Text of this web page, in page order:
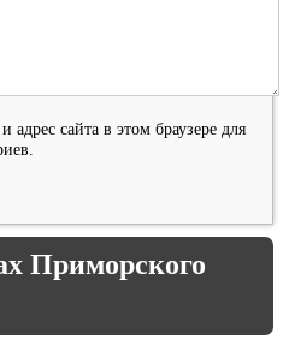
сайта в этом браузере для
Приморского